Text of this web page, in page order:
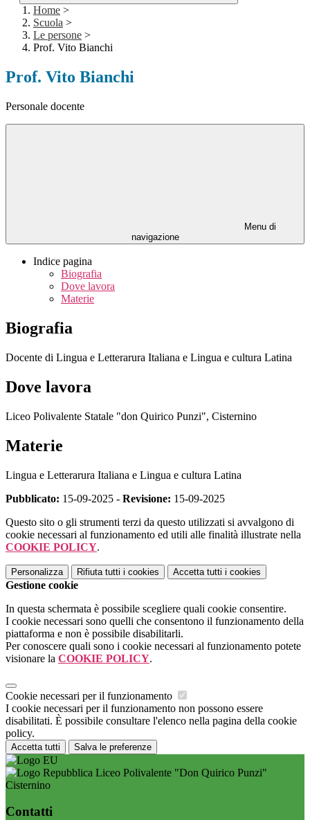
Home >
Scuola >
Le persone >
Prof. Vito Bianchi
Prof. Vito Bianchi
Personale docente
Menu di
navigazione
Indice pagina
Biografia
Dove lavora
Materie
Biografia
Docente di Lingua e Letterarura Italiana e Lingua e cultura Latina
Dove lavora
Liceo Polivalente Statale "don Quirico Punzi", Cisternino
Materie
Lingua e Letterarura Italiana e Lingua e cultura Latina
Pubblicato: 15-09-2025 - Revisione: 15-09-2025
Questo sito o gli strumenti terzi da questo utilizzati si avvalgono di
cookie necessari al funzionamento ed utili alle finalità illustrate nella
COOKIE POLICY.
Personalizza Rifiuta tutti i cookies Accetta tutti i cookies
Gestione cookie
In questa schermata è possibile scegliere quali cookie consentire.
I cookie necessari sono quelli che consentono il funzionamento della
piattaforma e non è possibile disabilitarli.
Per conoscere quali sono i cookie necessari al funzionamento potete
visionare la COOKIE POLICY.
Cookie necessari per il funzionamento
I cookie necessari per il funzionamento non possono essere
disabilitati. È possibile consultare l'elenco nella pagina della cookie
policy.
Accetta tutti Salva le preferenze
Liceo Polivalente "Don Quirico Punzi"
Cisternino
Contatti